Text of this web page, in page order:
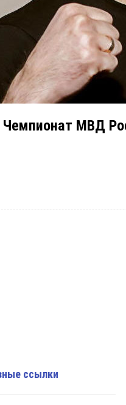
Чемпионат МВД
ссылки